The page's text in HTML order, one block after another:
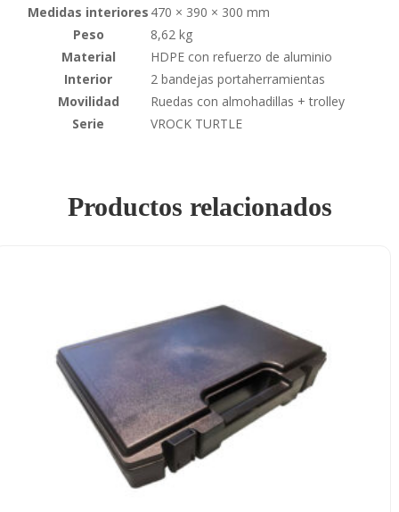
Medidas interiores 470 × 390 × 300 mm
Peso
8,62 kg
Material
HDPE con refuerzo de aluminio
Interior
2 bandejas portaherramientas
Movilidad
Ruedas con almohadillas + trolley
Serie
VROCK TURTLE
Productos relacionados